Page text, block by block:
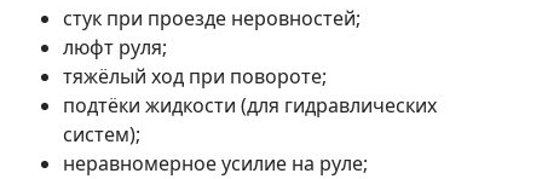
стук при проезде неровностей;
люфт руля;
тяжёлый ход при повороте;
подтёки жидкости (для гидравлических
систем);
неравномерное усилие на руле;